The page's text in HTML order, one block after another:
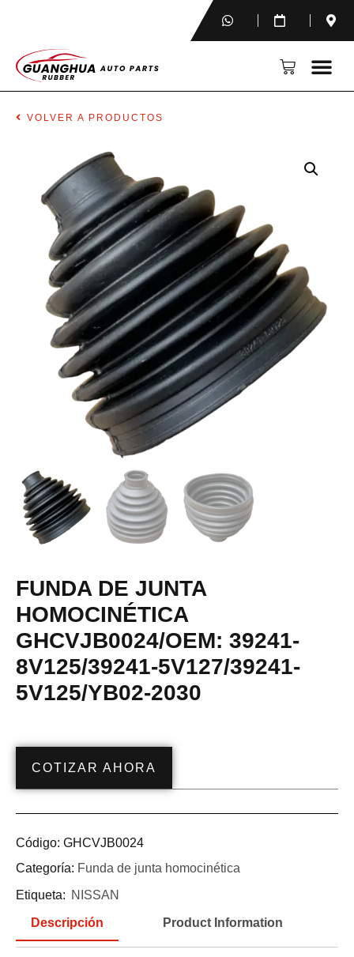
VOLVER A PRODUCTOS
FUNDA DE JUNTA
HOMOCINÉTICA
GHCVJB0024/OEM: 39241-
8V125/39241-5V127/39241-
5V125/YB02-2030
COTIZAR AHORA
Código: GHCVJB0024
Categoría: Funda de junta homocinética
Etiqueta: NISSAN
Descripción Product Information